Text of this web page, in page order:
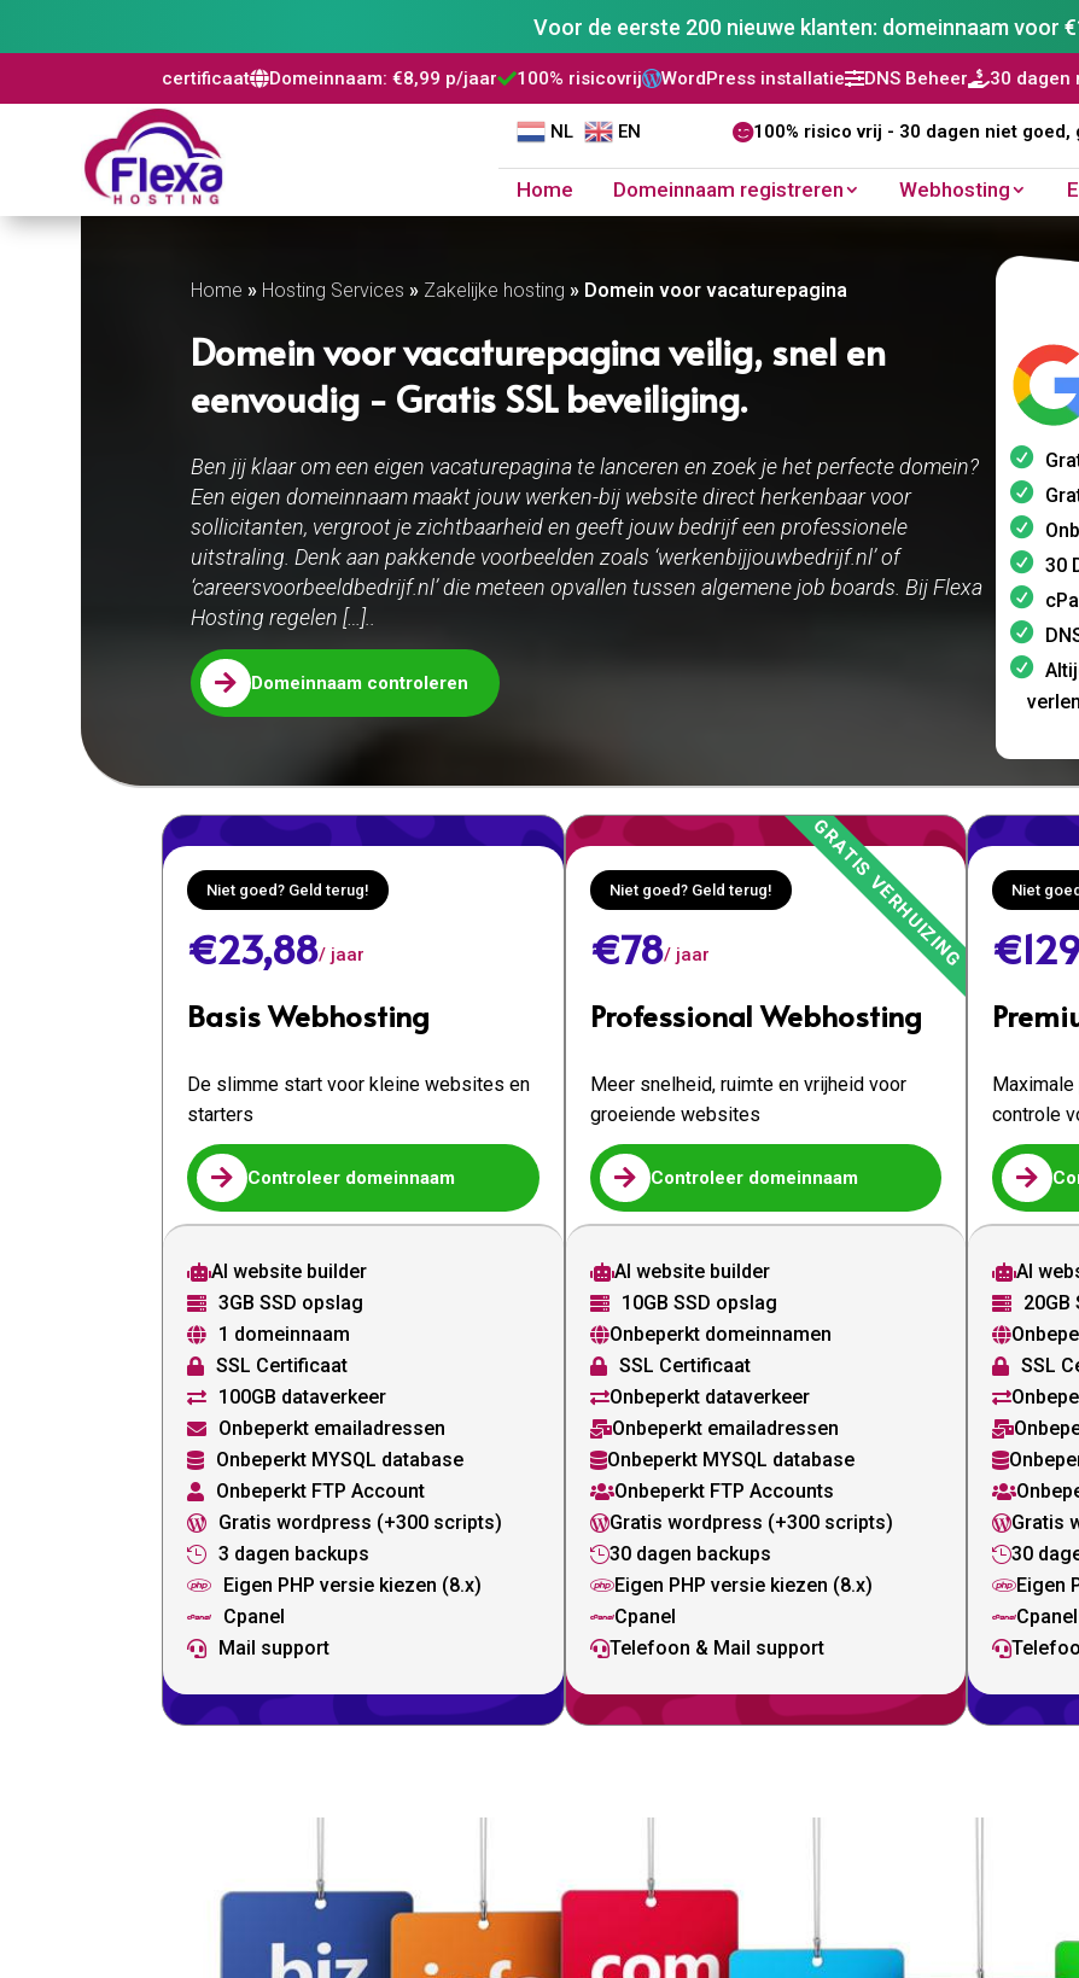
Voor de eerste 200 nieuwe klanten: domeinnaam voor
Domeinnaam: €8,99 p/jaar 100% risicovrijWordPress installatieDNS Beheer30 dagen niet goed, geld
NL EN 100% risico vrij - 30 dagen niet goed,
Home Domeinnaam registreren Webhosting
Home » Hosting Services » Zakelijke hosting » Domein voor vacaturepagina
Domein voor vacaturepagina veilig, snel en
eenvoudig - Gratis SSL beveiliging.
Ben jij klaar om een eigen vacaturepagina te lanceren en zoek je het perfecte domein?
Een eigen domeinnaam maakt jouw werken-bij website direct herkenbaar voor
sollicitanten, vergroot je zichtbaarheid en geeft jouw bedrijf een professionele
uitstraling. Denk aan pakkende voorbeelden zoals ‘werkenbijjouwbedrijf.nl’ of
‘careersvoorbeeldbedrijf.nl’ die meteen opvallen tussen algemene job boards. Bij Flexa
Hosting regelen […]..
 Domeinnaam controleren
30
Niet goed? Geld terug!
€23,88/ jaar
Basis Webhosting
De slimme start voor kleine websites en
starters
 Controleer domeinnaam
AI website builder
 3GB SSD opslag
 1 domeinnaam
 SSL Certificaat
 100GB dataverkeer
 Onbeperkt emailadressen
 Onbeperkt MYSQL database
 Onbeperkt FTP Account
 Gratis wordpress (+300 scripts)
 3 dagen backups
 Eigen PHP versie kiezen (8.x)
 Cpanel
 Mail support
Niet goed? Geld terug!
€78/ jaar
Professional Webhosting
Meer snelheid, ruimte en vrijheid voor
groeiende websites
 Controleer domeinnaam
AI website builder
 10GB SSD opslag
Onbeperkt domeinnamen
 SSL Certificaat
Onbeperkt dataverkeer
Onbeperkt emailadressen
Onbeperkt MYSQL database
Onbeperkt FTP Accounts
Gratis wordpress (+300 scripts)
30 dagen backups
Eigen PHP versie kiezen (8.x)
Cpanel
Telefoon & Mail support
Niet
controle

AI
 20GB

 SSL




Gratis
30
Eigen
Cpanel
